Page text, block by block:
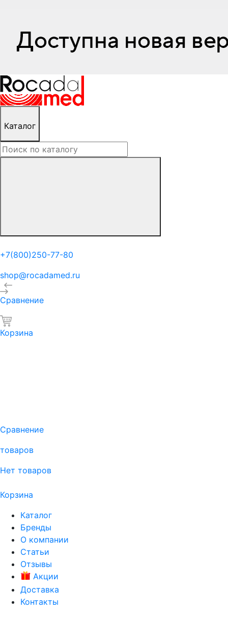
Каталог
+7(800)250-77-80
shop@rocadamed.ru
Сравнение
Корзина
Сравнение
товаров
Нет товаров
Корзина
Каталог
Бренды
О компании
Статьи
Отзывы
Акции
Доставка
Контакты